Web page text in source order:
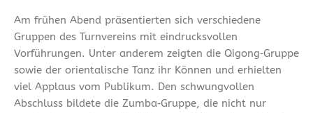
Am frühen Abend präsentierten sich verschiedene
Gruppen des Turnvereins mit eindrucksvollen
Vorführungen. Unter anderem zeigten die Qigong‑Gruppe
sowie der orientalische Tanz ihr Können und erhielten
viel Applaus vom Publikum. Den schwungvollen
Abschluss bildete die Zumba‑Gruppe, die nicht nur